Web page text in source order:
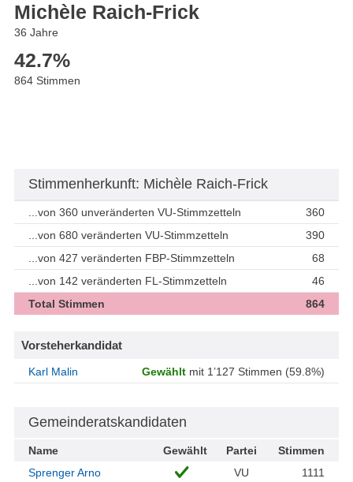
Michèle Raich-Frick
36 Jahre
42.7%
864 Stimmen
Stimmenherkunft: Michèle Raich-Frick
...von 360 unveränderten VU-Stimmzetteln
360
...von 680 veränderten VU-Stimmzetteln
390
...von 427 veränderten FBP-Stimmzetteln
68
...von 142 veränderten FL-Stimmzetteln
46
Total Stimmen
864
Vorsteherkandidat
Karl Malin Gewählt mit 1’127 Stimmen (59.8%)
Gemeinderatskandidaten
Name Gewählt Partei
Stimmen
Sprenger Arno
VU 1111